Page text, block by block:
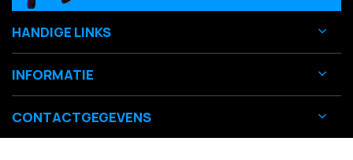
HANDIGE LINKS
INFORMATIE
CONTACTGEGEVENS